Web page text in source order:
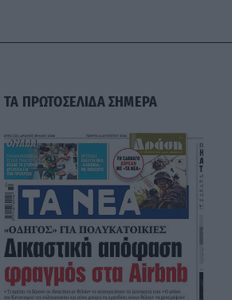
ΤΑ ΠΡΩΤΟΣΕΛΙΔΑ ΣΗΜΕΡΑ